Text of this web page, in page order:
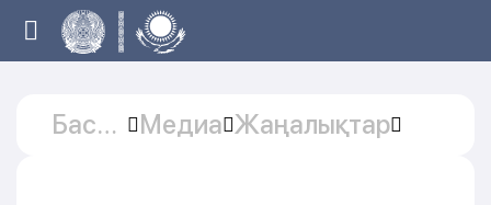
Басты
Медиа Жаңалықтар